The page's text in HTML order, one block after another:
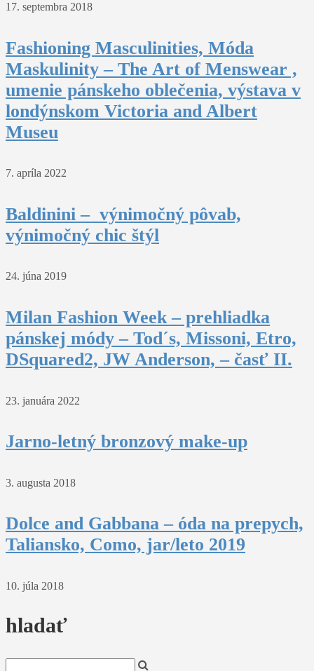
17. septembra 2018
Fashioning Masculinities, Móda
Maskulinity – The Art of Menswear ,
umenie pánskeho oblečenia, výstava v
londýnskom Victoria and Albert
Museu
7. apríla 2022
Baldinini – výnimočný pôvab,
výnimočný chic štýl
24. júna 2019
Milan Fashion Week – prehliadka
pánskej módy – Tod´s, Missoni, Etro,
DSquared2, JW Anderson, – časť II.
23. januára 2022
Jarno-letný bronzový make-up
3. augusta 2018
Dolce and Gabbana – óda na prepych,
Taliansko, Como, jar/leto 2019
10. júla 2018
hladať